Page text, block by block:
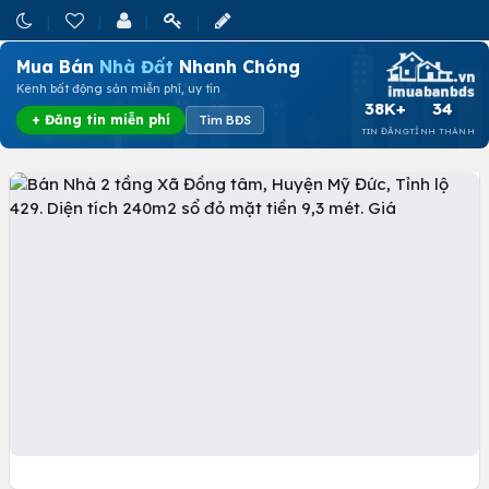
Mua Bán Nhà Đất Nhanh Chóng
Kênh bất động sản miễn phí, uy tín
+ Đăng tin miễn phí Tìm BĐS
38K+
TIN ĐĂNG
34
TỈNH THÀNH